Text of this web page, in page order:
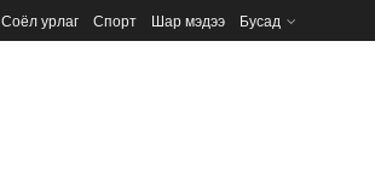
Соёл урлаг Спорт Шар мэдээ Бусад